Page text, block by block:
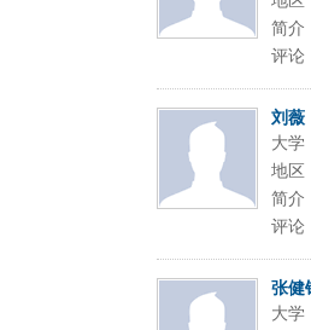
简介
评论
刘薇
大学
地区
简介
评论
张健
大学